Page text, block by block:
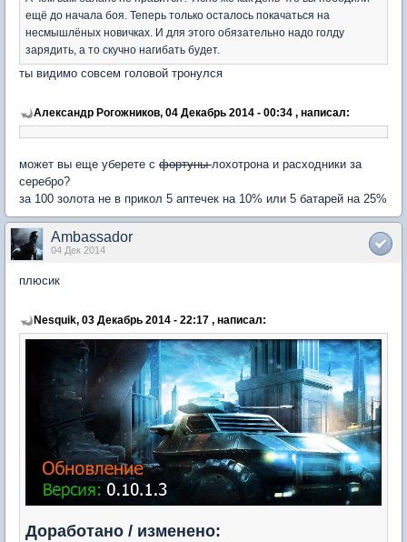
ещё до начала боя. Теперь только осталось покачаться на
несмышлёных новичках. И для этого обязательно надо голду
зарядить, а то скучно нагибать будет.
ты видимо совсем головой тронулся
Александр Рогожников, 04 Декабрь 2014 - 00:34 , написал:
может вы еще уберете с фортунылохотрона и расходники за
серебро?
за 100 золота не в прикол 5 аптечек на 10% или 5 батарей на 25%
Ambassador
04 Дек 2014
плюсик
Nesquik, 03 Декабрь 2014 - 22:17 , написал:
Доработано / изменено: